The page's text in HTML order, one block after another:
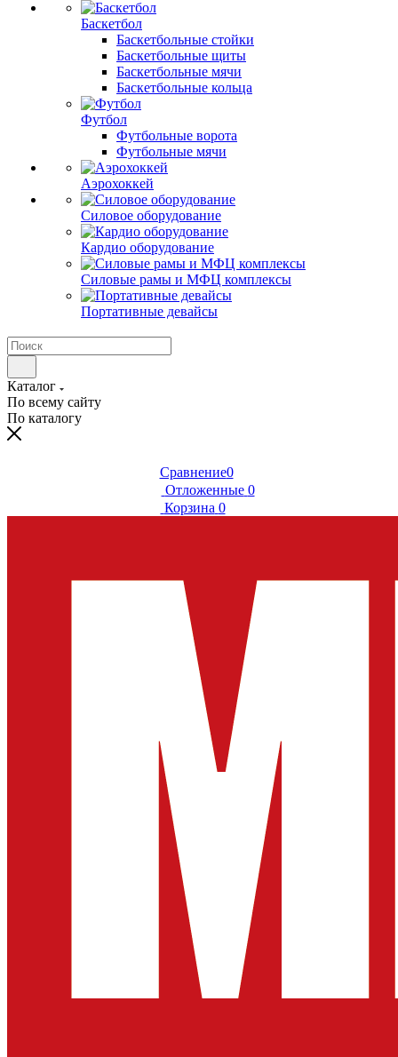
Баскетбол
Баскетбольные стойки
Баскетбольные щиты
Баскетбольные мячи
Баскетбольные кольца
Футбол
Футбольные ворота
Футбольные мячи
Аэрохоккей
Силовое оборудование
Кардио оборудование
Силовые рамы и МФЦ комплексы
Портативные девайсы
Каталог
По всему сайту
По каталогу
Сравнение0
Отложенные 0
Корзина 0